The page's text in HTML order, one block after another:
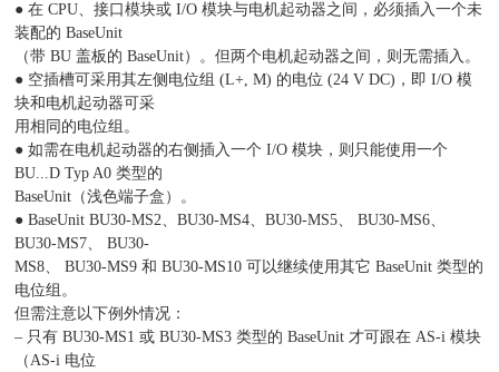
● 在 CPU、接口模块或 I/O 模块与电机起动器之间，必须插入一个未
装配的 BaseUnit
（带 BU 盖板的 BaseUnit）。但两个电机起动器之间，则无需插入。
● 空插槽可采用其左侧电位组 (L+, M) 的电位 (24 V DC)，即 I/O 模
块和电机起动器可采
用相同的电位组。
● 如需在电机起动器的右侧插入一个 I/O 模块，则只能使用一个
BU...D Typ A0 类型的
BaseUnit（浅色端子盒）。
● BaseUnit BU30-MS2、BU30-MS4、BU30-MS5、 BU30-MS6、
BU30-MS7、 BU30-
MS8、 BU30-MS9 和 BU30-MS10 可以继续使用其它 BaseUnit 类型的
电位组。
但需注意以下例外情况：
– 只有 BU30-MS1 或 BU30-MS3 类型的 BaseUnit 才可跟在 AS-i 模块
（AS-i 电位